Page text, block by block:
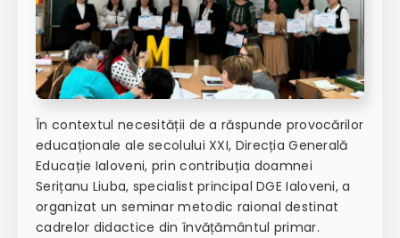
În contextul necesității de a răspunde provocărilor
educaționale ale secolului XXI, Direcția Generală
Educație Ialoveni, prin contribuția doamnei
Serițanu Liuba, specialist principal DGE Ialoveni, a
organizat un seminar metodic raional destinat
cadrelor didactice din învățământul primar.